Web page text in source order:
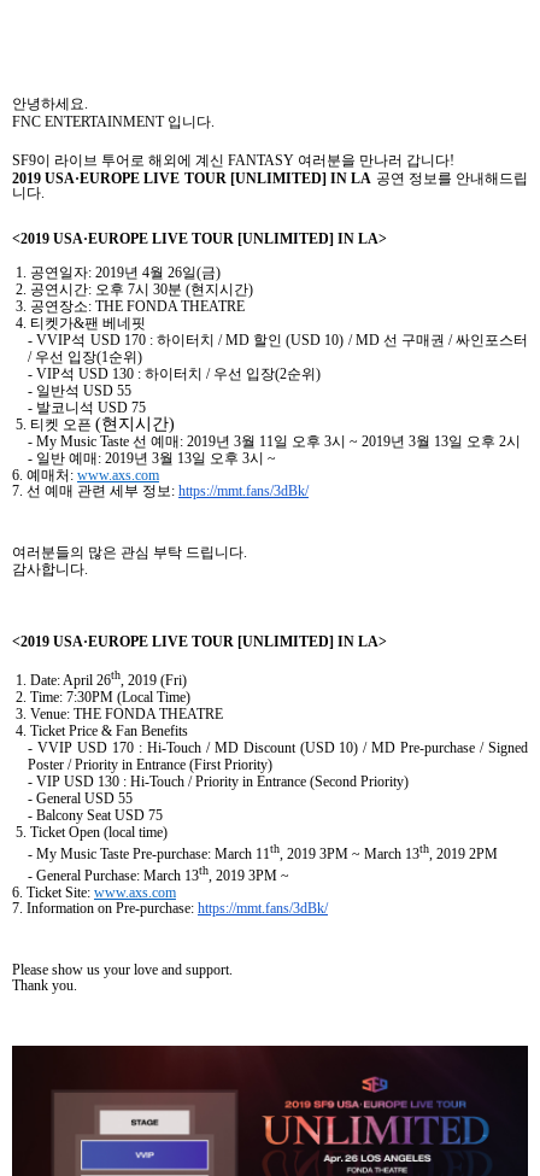
안녕하세요.
FNC ENTERTAINMENT 입니다.
SF9이 라이브 투어로 해외에 계신 FANTASY 여러분을 만나러 갑니다!
2019 USA·EUROPE LIVE TOUR [UNLIMITED] IN LA 공연 정보를 안내해드립
니다.
<2019 USA·EUROPE LIVE TOUR [UNLIMITED] IN LA>
1. 공연일자: 2019년 4월 26일(금)
2. 공연시간: 오후 7시 30분 (현지시간)
3. 공연장소: THE FONDA THEATRE
4. 티켓가&팬 베네핏
- VVIP석 USD 170 : 하이터치 / MD 할인 (USD 10) / MD 선 구매권 /싸인포스터
/ 우선 입장(1순위)
- VIP석USD 130 :하이터치 / 우선 입장(2순위)
- 일반석USD 55
- 발코니석USD 75
5. 티켓 오픈 (현지시간)
- My Music Taste선 예매: 2019년3월 11일 오후3시~ 2019년3월 13일 오후2시
- 일반 예매: 2019년3월 13일 오후3시~
6. 예매처: www.axs.com
7. 선 예매 관련 세부 정보: https://mmt.fans/3dBk/
여러분들의 많은 관심 부탁 드립니다.
감사합니다.
<2019 USA·EUROPE LIVE TOUR [UNLIMITED] IN LA>
1. Date: April 26th , 2019 (Fri)
2. Time: 7:30PM (Local Time)
3. Venue: THE FONDA THEATRE
4. Ticket Price & Fan Benefits
- VVIP USD 170 : Hi-Touch / MD Discount (USD 10) / MD Pre-purchase / Signed
Poster / Priority in Entrance (First Priority)
- VIP USD 130 : Hi-Touch / Priority in Entrance (Second Priority)
- General USD 55
- Balcony Seat USD 75
5. Ticket Open (local time)
- My Music Taste Pre-purchase: March 11th , 2019 3PM ~ March 13th , 2019 2PM
- General Purchase: March 13th , 2019 3PM ~
6. Ticket Site: www.axs.com
7. Information on Pre-purchase: https://mmt.fans/3dBk/
Please show us your love and support.
Thank you.